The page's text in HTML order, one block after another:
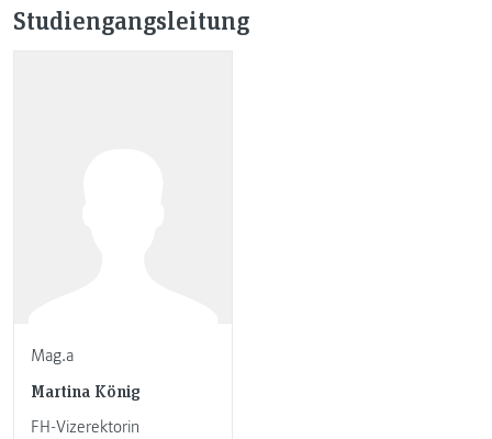
Studiengangsleitung
Mag.a
Martina König
FH-Vizerektorin